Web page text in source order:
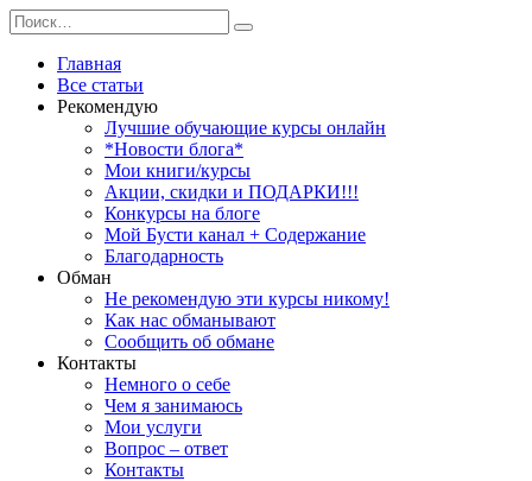
Перейти
к
содержанию
Search
for:
Главная
Все статьи
Рекомендую
Лучшие обучающие курсы онлайн
*Новости блога*
Мои книги/курсы
Акции, скидки и ПОДАРКИ!!!
Конкурсы на блоге
Мой Бусти канал + Содержание
Благодарность
Обман
Не рекомендую эти курсы никому!
Как нас обманывают
Сообщить об обмане
Контакты
Немного о себе
Чем я занимаюсь
Мои услуги
Вопрос – ответ
Контакты